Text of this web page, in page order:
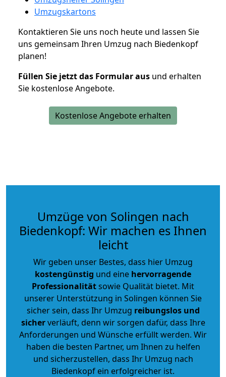
Umzugskartons
Kontaktieren Sie uns noch heute und lassen Sie
uns gemeinsam Ihren Umzug nach Biedenkopf
planen!
Füllen Sie jetzt das Formular aus und erhalten
Sie kostenlose Angebote.
Kostenlose Angebote erhalten
Umzüge von Solingen nach
Biedenkopf: Wir machen es Ihnen
leicht
Wir geben unser Bestes, dass hier Umzug
kostengünstig und eine hervorragende
Professionalitätsowie Qualität bietet. Mit
unserer Unterstützung in Solingen können Sie
sicher sein, dass Ihr Umzug reibungslos und
sicherverläuft, denn wir sorgen dafür, dass Ihre
Anforderungen und Wünsche erfüllt werden. Wir
haben die besten Partner, um Ihnen zu helfen
und sicherzustellen, dass Ihr Umzug nach
Biedenkopf ein erfolgreicher ist.